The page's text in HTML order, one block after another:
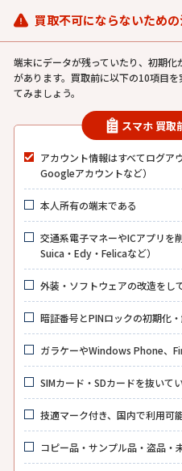
買取不可にならないため
端末にデータが残っていたり、初期
があります。買取前に以下の10項目
てみましょう。
スマホ 買取
アカウント情報はすべてログア
Googleアカウントなど）
本人所有の端末である
交通系電子マネーやICアプリを
Suica・Edy・Felicaなど）
外装・ソフトウェアの改造をし
暗証番号とPINロックの初期化
ガラケーやWindows Phone、
SIMカード・SDカードを抜いて
技適マーク付き、国内で利用可
コピー品・サンプル品・盗品・